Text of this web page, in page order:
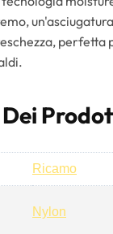
Ricamo
Nylon